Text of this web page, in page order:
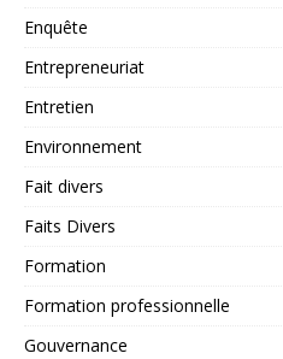
Enquête
Entrepreneuriat
Entretien
Environnement
Fait divers
Faits Divers
Formation
Formation professionnelle
Gouvernance